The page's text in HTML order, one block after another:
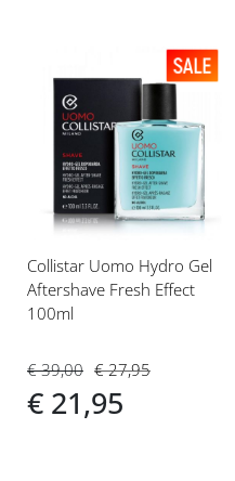
Voeg
toe
aan
verlanglijst
Collistar Uomo Hydro Gel
Aftershave Fresh Effect
100ml
€ 39,00
€ 21,95
€ 27,95